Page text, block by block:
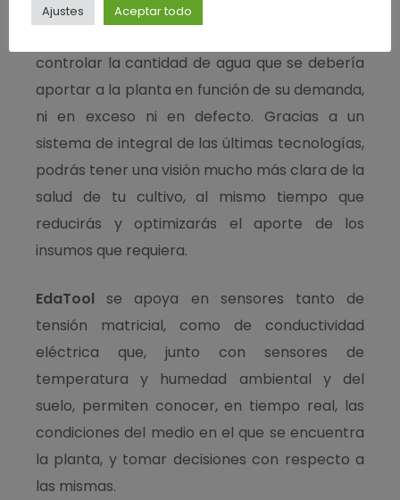
controlar la cantidad de agua que se debería
aportar a la planta en función de su demanda,
ni en exceso ni en defecto. Gracias a un
sistema de integral de las últimas tecnologías,
podrás tener una visión mucho más clara de la
salud de tu cultivo, al mismo tiempo que
reducirás y optimizarás el aporte de los
insumos que requiera.
EdaToolse apoya en sensores tanto de
tensión matricial, como de conductividad
eléctrica que, junto con sensores de
temperatura y humedad ambiental y del
suelo, permiten conocer, en tiempo real, las
condiciones del medio en el que se encuentra
la planta, y tomar decisiones con respecto a
las mismas.
Ajustes Aceptar todo